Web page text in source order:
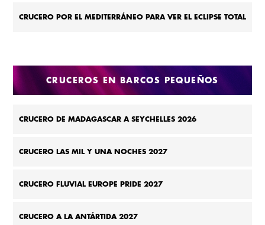
CRUCERO POR EL MEDITERRÁNEO PARA VER EL ECLIPSE TOTAL
CRUCEROS EN BARCOS PEQUEÑOS
CRUCERO DE MADAGASCAR A SEYCHELLES 2026
CRUCERO LAS MIL Y UNA NOCHES 2027
CRUCERO FLUVIAL EUROPE PRIDE 2027
CRUCERO A LA ANTÁRTIDA 2027